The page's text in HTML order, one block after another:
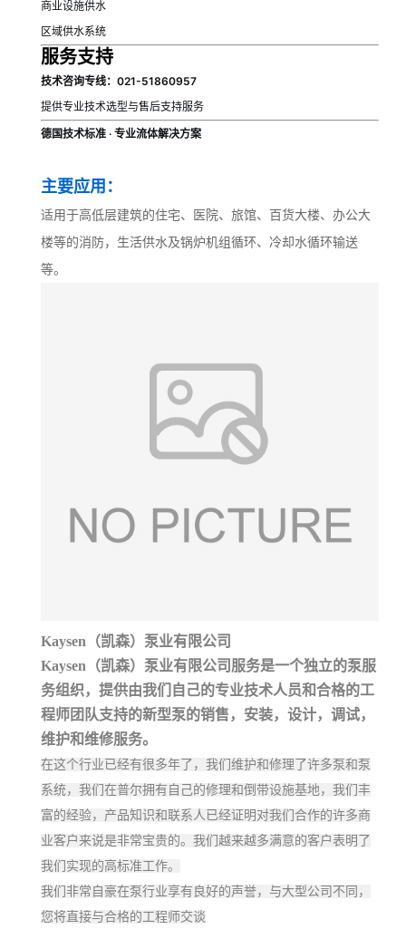
商业设施供水
区域供水系统
服务支持
技术咨询专线：021-51860957
提供专业技术选型与售后支持服务
德国技术标准 · 专业流体解决方案
主要应用：
适用于高低层建筑的住宅、医院、旅馆、百货大楼、办公大
楼等的消防，生活供水及锅炉机组循环、冷却水循环输送
等。
Kaysen（凯森）泵业有限公司
Kaysen（凯森）泵业有限公司服务是一个独立的泵服
务组织，提供由我们自己的专业技术人员和合格的工
程师团队支持的新型泵的销售，安装，设计，调试，
维护和维修服务。
在这个行业已经有很多年了，我们维护和修理了许多泵和泵
系统，我们在普尔拥有自己的修理和倒带设施基地，我们丰
富的经验，产品知识和联系人已经证明对我们合作的许多商
业客户来说是非常宝贵的。我们越来越多满意的客户表明了
我们实现的高标准工作。
我们非常自豪在泵行业享有良好的声誉，与大型公司不同，
您将直接与合格的工程师交谈